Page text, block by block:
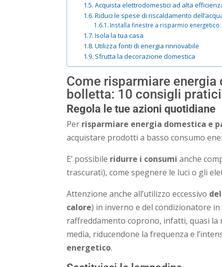
Acquista elettrodomestici ad alta
Riduci le spese di riscaldamento
Installa finestre a risparmio energetico
Isola la tua casa
Utilizza fonti di energia rinnovabile
Sfrutta la decorazione domestica
Come risparmiare
bolletta: 10 consigli pratici
Regola le tue azioni quotidiane
Per risparmiare energia domestica e
acquistare prodotti a basso consumo
E’ possibile ridurre i consumi anche
trascurati), come spegnere le luci o gli
Attenzione anche all’utilizzo eccessivo
calore) in inverno e del condizionatore
raffreddamento coprono, infatti, quasi la
media, riducendone la frequenza e
energetico.